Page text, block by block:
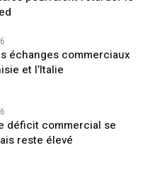
échanges commerciaux
et l’Italie
déficit commercial se
reste élevé